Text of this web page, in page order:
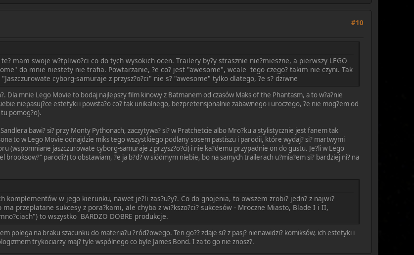
#10
mam swoje w?tpliwo?ci co do tych wysokich ocen. Trailery by?y strasznie nie?mieszne, a pierwszy LEGO
do mnie niestety nie trafia. Powtarzanie, ?e co? jest "awesome", wcale tego czego? takim nie czyni. Tak
cyborg-samuraje z przysz?o?ci" nie s? "awesome" tylko dlatego, ?e s? dziwne
Dla mnie Lego Movie to bodaj najlepszy film kinowy z Batmanem od czasów Maks of the Phantasm, a to w?a?nie
niepasuj?ce estetyki i powsta?o co? tak unikalnego, bezpretensjonalnie zabawnego i uroczego, ?e nie mog?em od
pomog?o).
bawi? si? przy Monty Pythonach, zaczytywa? si? w Pratchetcie albo Mro?ku a stylistycznie jest fanem tak
to w Lego Movie odnajdzie miks tego wszystkiego podlany sosem pastiszu i parodii, które wydaj? si? martwymi
(wspomniane jaszczurowate cyborg-samuraje z przysz?o?ci) i nie ka?demu przypadnie on do gustu. Je?li w Lego
brooksow?" parodi?) to obstawiam, ?e ja b?d? w siódmym niebie, bo na samych trailerach u?mia?em si? bardziej ni? na
w jego kierunku, nawet je?li zas?u?y?. Co do gnojenia, to owszem zrobi? jedn? z najwi?
przeplatane sukcesy z pora?kami, ale chyba z wi?kszo?ci? sukcesów - Mroczne Miasto, Blade I i II,
to wszystko BARDZO DOBRE produkcje.
polega na braku szacunku do materia?u ?ród?owego. Ten go?? zdaje si? z pasj? nienawidzi? komiksów, ich estetyki i
trykociarzy maj? tyle wspólnego co byle James Bond. I za to go nie znosz?.